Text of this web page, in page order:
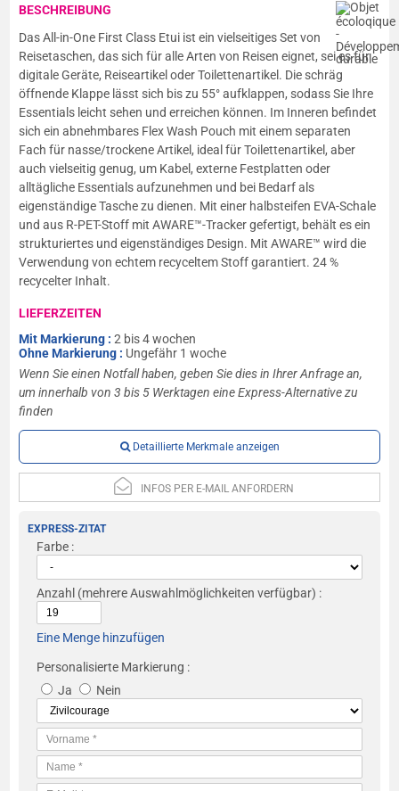
BESCHREIBUNG
Das All-in-One First Class Etui ist ein vielseitiges Set von
Reisetaschen, das sich für alle Arten von Reisen eignet, sei es für
digitale Geräte, Reiseartikel oder Toilettenartikel. Die schräg
öffnende Klappe lässt sich bis zu 55° aufklappen, sodass Sie Ihre
Essentials leicht sehen und erreichen können. Im Inneren befindet
sich ein abnehmbares Flex Wash Pouch mit einem separaten
Fach für nasse/trockene Artikel, ideal für Toilettenartikel, aber
auch vielseitig genug, um Kabel, externe Festplatten oder
alltägliche Essentials aufzunehmen und bei Bedarf als
eigenständige Tasche zu dienen. Mit einer halbsteifen EVA-Schale
und aus R-PET-Stoff mit AWARE™-Tracker gefertigt, behält es ein
strukturiertes und eigenständiges Design. Mit AWARE™ wird die
Verwendung von echtem recyceltem Stoff garantiert. 24 %
recycelter Inhalt.
LIEFERZEITEN
Mit Markierung :2 bis 4 wochen
Ohne Markierung : Ungefähr 1 woche
Wenn Sie einen Notfall haben, geben Sie dies in Ihrer Anfrage an,
um innerhalb von 3 bis 5 Werktagen eine Express-Alternative zu
finden
Detaillierte Merkmale anzeigen
INFOS PER E-MAIL ANFORDERN
EXPRESS-ZITAT
Farbe :
Anzahl (mehrere Auswahlmöglichkeiten verfügbar) :
Eine Menge hinzufügen
Personalisierte Markierung :
Ja
Nein